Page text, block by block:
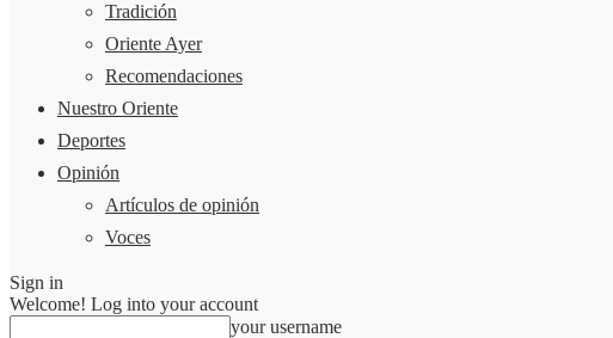
Tradición
Oriente Ayer
Recomendaciones
Nuestro Oriente
Deportes
Opinión
Artículos de opinión
Voces
Sign in
Welcome! Log into your account
your username